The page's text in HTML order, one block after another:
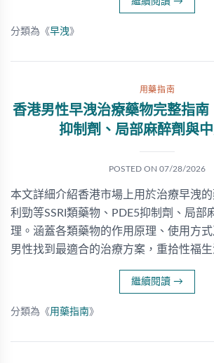
分類為《早洩》
用藥指南
香港男性早洩治療藥物完整指南
抑制劑、局部麻醉劑與
POSTED ON 07/28/2026
本文詳細介紹香港市場上用於治療早洩
利勁等SSRI類藥物、PDE5抑制劑、局部
理。涵蓋各類藥物的作用原理、使用方
男性找到最適合的治療方案，重拾性福生
繼續閱讀 →
分類為《用藥指南》